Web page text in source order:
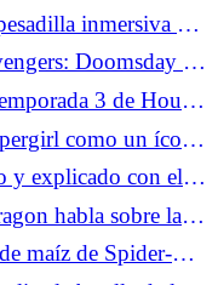
inmersiva de
Doomsday le
Men
3 de House
como un ícono
y explicado con el
habla sobre la
temporada 3
maíz de Spider-